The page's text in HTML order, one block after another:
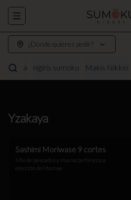
Abrir menu de navegación
¿Dónde quieres pedir?
Yzakaya nigiris sumoku Makis Nikkei
Yzakaya
Sashimi Moriwase 9 cortes
Mix de pescados y mariscos frescos a
elección del itamae .